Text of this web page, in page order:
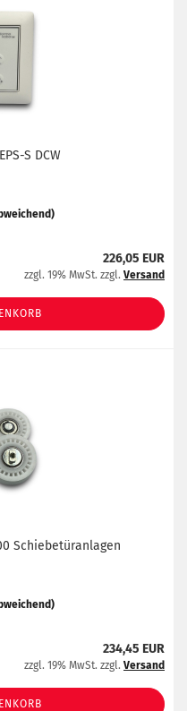
S DCW
226,05 EUR
zzgl. 19% MwSt. zzgl. Versand
Schiebetüranlagen
234,45 EUR
zzgl. 19% MwSt. zzgl. Versand